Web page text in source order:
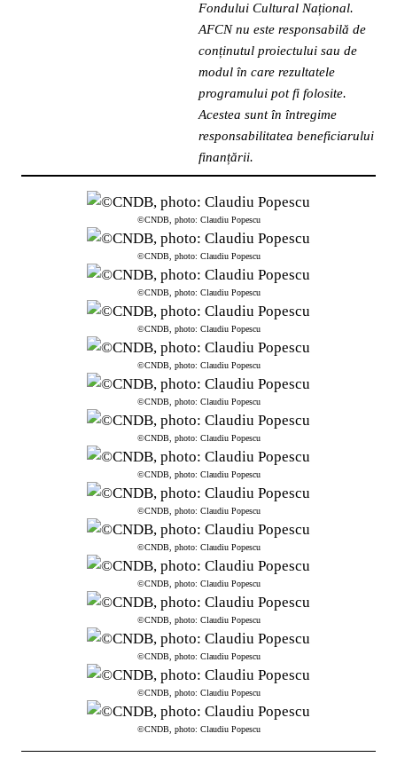
Fondului Cultural Național.
AFCN nu este responsabilă de
conținutul proiectului sau de
modul în care rezultatele
programului pot fi folosite.
Acestea sunt în întregime
responsabilitatea beneficiarului
finanțării.
©CNDB, photo: Claudiu Popescu
©CNDB, photo: Claudiu Popescu
©CNDB, photo: Claudiu Popescu
©CNDB, photo: Claudiu Popescu
©CNDB, photo: Claudiu Popescu
©CNDB, photo: Claudiu Popescu
©CNDB, photo: Claudiu Popescu
©CNDB, photo: Claudiu Popescu
©CNDB, photo: Claudiu Popescu
©CNDB, photo: Claudiu Popescu
©CNDB, photo: Claudiu Popescu
©CNDB, photo: Claudiu Popescu
©CNDB, photo: Claudiu Popescu
©CNDB, photo: Claudiu Popescu
©CNDB, photo: Claudiu Popescu